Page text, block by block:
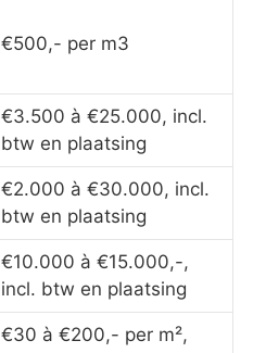
€500,- per m3
€3.500 à €25.000, incl.
btw en plaatsing
€2.000 à €30.000, incl.
btw en plaatsing
€10.000 à €15.000,-,
incl. btw en plaatsing
€30 à €200,- per m²,